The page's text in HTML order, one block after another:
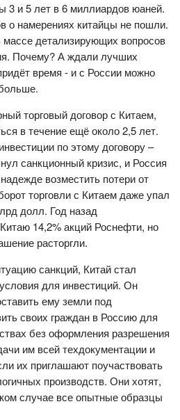
3 и 5 лет в 6 миллиардов юаней.
о намерениях китайцы не пошли.
детализирующих вопросов
Почему? А ждали лучших
время - и с России можно
торговый договор с Китаем,
в течение ещё около 2,5 лет.
по этому договору –
санкционный кризис, и Россия
возместить потери от
торговли с Китаем даже упал
долл. Год назад
14,2% акций Роснефти, но
расторгли.
санкций, Китай стал
для инвестиций. Он
ему земли под
своих граждан в Россию для
без оформления разрешения
им всей техдокументации и
их приглашают поучаствовать
производств. Они хотят,
случае все опытные образцы